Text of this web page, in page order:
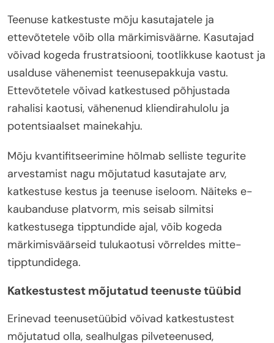
Teenuse katkestuste mõju kasutajatele ja
ettevõtetele võib olla märkimisväärne. Kasutajad
võivad kogeda frustratsiooni, tootlikkuse kaotust ja
usalduse vähenemist teenusepakkuja vastu.
Ettevõtetele võivad katkestused põhjustada
rahalisi kaotusi, vähenenud kliendirahulolu ja
potentsiaalset mainekahju.
Mõju kvantifitseerimine hõlmab selliste tegurite
arvestamist nagu mõjutatud kasutajate arv,
katkestuse kestus ja teenuse iseloom. Näiteks e-
kaubanduse platvorm, mis seisab silmitsi
katkestusega tipptundide ajal, võib kogeda
märkimisväärseid tulukaotusi võrreldes mitte-
tipptundidega.
Katkestustest mõjutatud teenuste tüübid
Erinevad teenusetüübid võivad katkestustest
mõjutatud olla, sealhulgas pilveteenused,